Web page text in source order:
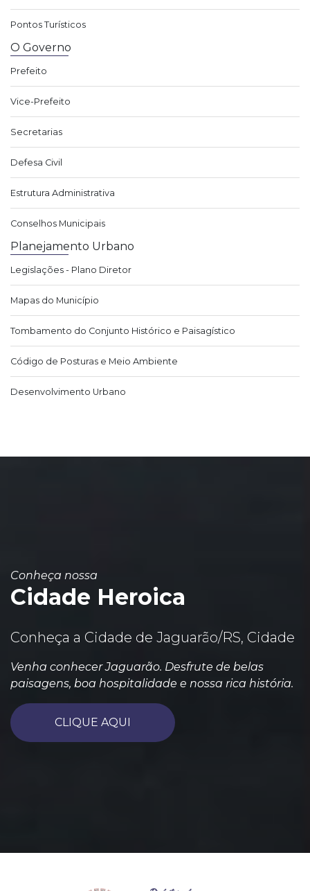
Pontos Turísticos
O Governo
Prefeito
Vice-Prefeito
Secretarias
Defesa Civil
Estrutura Administrativa
Conselhos Municipais
Planejamento Urbano
Legislações - Plano Diretor
Mapas do Município
Tombamento do Conjunto Histórico e Paisagístico
Código de Posturas e Meio Ambiente
Desenvolvimento Urbano
Conheça nossa
Cidade Heroica
Conheça a Cidade de Jaguarão/RS, Cidade
Venha conhecer Jaguarão. Desfrute de belas
paisagens, boa hospitalidade e nossa rica história.
CLIQUE AQUI